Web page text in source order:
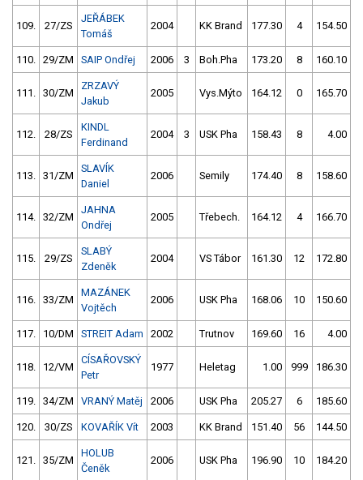
109. 27/ZS
JEŘÁBEK
Tomáš
2004 KK Brand 177.30 4 154.50
110. 29/ZM SAIP Ondřej 2006 3 Boh.Pha 173.20 8 160.10
111. 30/ZM
ZRZAVÝ
Jakub
2005 Vys.Mýto 164.12 0 165.70
112. 28/ZS
KINDL
Ferdinand
2004 3 USK Pha 158.43 8 4.00
113. 31/ZM
SLAVÍK
Daniel
2006 Semily 174.40 8 158.60
114. 32/ZM
JAHNA
Ondřej
2005 Třebech. 164.12 4 166.70
115. 29/ZS
SLABÝ
Zdeněk
2004 VS Tábor 161.30 12 172.80
116. 33/ZM
MAZÁNEK
Vojtěch
2006 USK Pha 168.06 10 150.60
117. 10/DM STREIT Adam 2002 Trutnov 169.60 16 4.00
118. 12/VM
CÍSAŘOVSKÝ
Petr
1977 Heletag 1.00 999 186.30
119. 34/ZM VRANÝ Matěj 2006 USK Pha 205.27 6 185.60
120. 30/ZS KOVAŘÍK Vít 2003 KK Brand 151.40 56 144.50
121. 35/ZM
HOLUB
Čeněk
2006 USK Pha 196.90 10 184.20